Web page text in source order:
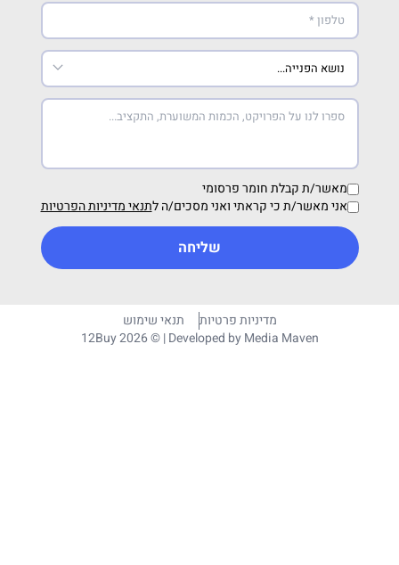
מאשר/ת קבלת חומר פרסומי
אני מאשר/ת כי קראתי ואני מסכים/ה לתנאי מדיניות הפרטיות
שליחה
מדיניות פרטיות
תנאי שימוש
12Buy 2026 © | Developed byMedia Maven